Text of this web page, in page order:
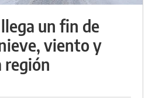
un fin de
viento y
región